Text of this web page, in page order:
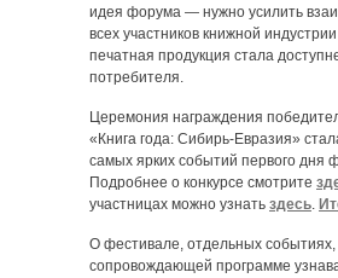
идея форума — нужно усилить
всех участников книжной
печатная продукция стала
потребителя.
Церемония награждения
«Книга года: Сибирь-Евразия»
самых ярких событий первого дня
Подробнее о конкурсе смотрите
участницах можно узнать здесь.
О фестивале, отдельных событиях,
сопровождающей программе